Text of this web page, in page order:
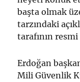
başta olmak
tarzındaki
tarafının
Erdoğan
Mili Güvenlik